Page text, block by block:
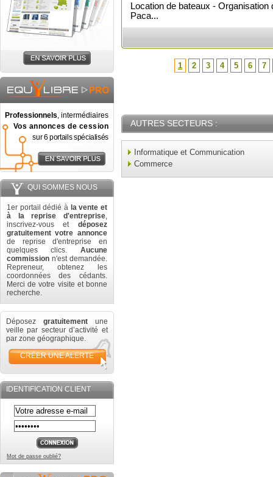
Professionnels, intermédiaires
Vos annonces de cession
sur 6 portails spécialisés
QUI SOMMES NOUS
1er portail dédié à la vente et
à la reprise d'entreprise,
inscrivez-vous et déposez
gratuitement votre annonce
de reprise d'entreprise en
quelques clics. Aucune
commission n'est demandée.
Repreneur, obtenez les
coordonnées des cédants.
Merci de votre visite et bonne
recherche.
Déposez gratuitement une
veille par secteur d’activité et
par zone géographique.
CRÉER UNE ALERTE
IDENTIFICATION CLIENT
Mot de passe oublié?
Location de bateaux -
Paca...
1 2 3 4 5 6 7
AUTRES SECTEURS :
Informatique et Communication
Commerce